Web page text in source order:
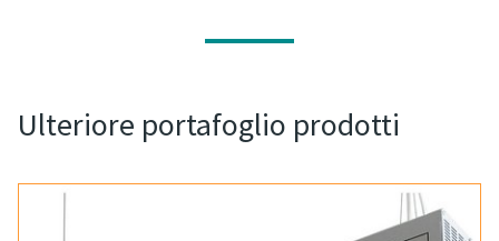
Ulteriore portafoglio prodotti